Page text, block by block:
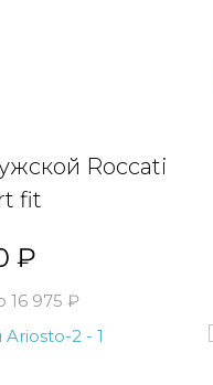
Roccati
fit
₽
16 975 ₽